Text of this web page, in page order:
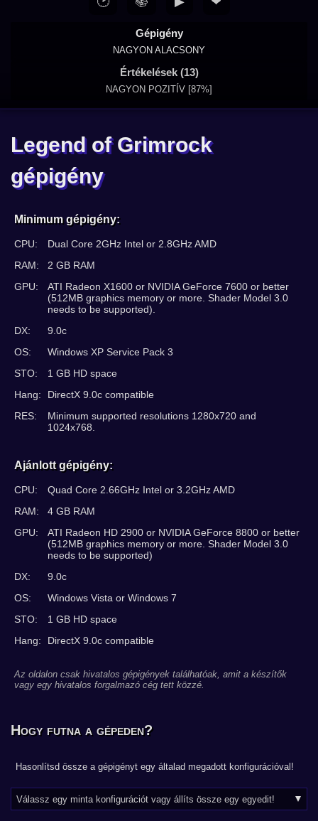
Gépigény
NAGYON ALACSONY
Értékelések (13)
NAGYON POZITÍV [87%]
Legend of Grimrock
gépigény
Minimum gépigény:
CPU:
Dual Core 2GHz Intel or 2.8GHz AMD
RAM:
2 GB RAM
GPU:
ATI Radeon X1600 or NVIDIA GeForce 7600 or better
(512MB graphics memory or more. Shader Model 3.0
needs to be supported).
DX:
9.0c
OS:
Windows XP Service Pack 3
STO:
1 GB HD space
Hang:
DirectX 9.0c compatible
RES:
Minimum supported resolutions 1280x720 and
1024x768.
Ajánlott gépigény:
CPU:
Quad Core 2.66GHz Intel or 3.2GHz AMD
RAM:
4 GB RAM
GPU:
ATI Radeon HD 2900 or NVIDIA GeForce 8800 or better
(512MB graphics memory or more. Shader Model 3.0
needs to be supported)
DX:
9.0c
OS:
Windows Vista or Windows 7
STO:
1 GB HD space
Hang:
DirectX 9.0c compatible
Az oldalon csak hivatalos gépigények találhatóak, amit a készítők
vagy egy hivatalos forgalmazó cég tett közzé.
Hogy futna a gépeden?
Hasonlítsd össze a gépigényt egy általad megadott konfigurációval!